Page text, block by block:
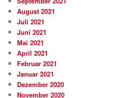
August 2021
Juli 2021
Juni 2021
Mai 2021
April 2021
Februar 2021
Januar 2021
Dezember 2020
November 2020